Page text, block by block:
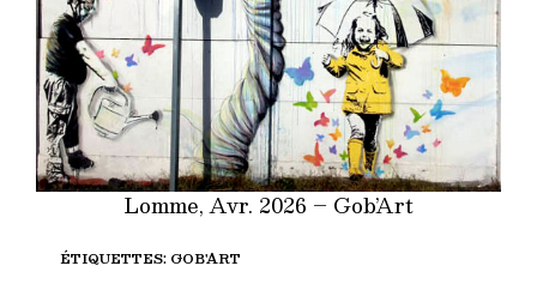
Lomme, Avr. 2026 – Gob’Art
ÉTIQUETTES: GOB'ART